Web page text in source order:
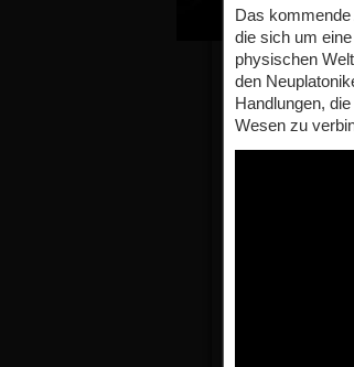
Das
die sich um
physischen
den
Handlungen,
Wesen zu